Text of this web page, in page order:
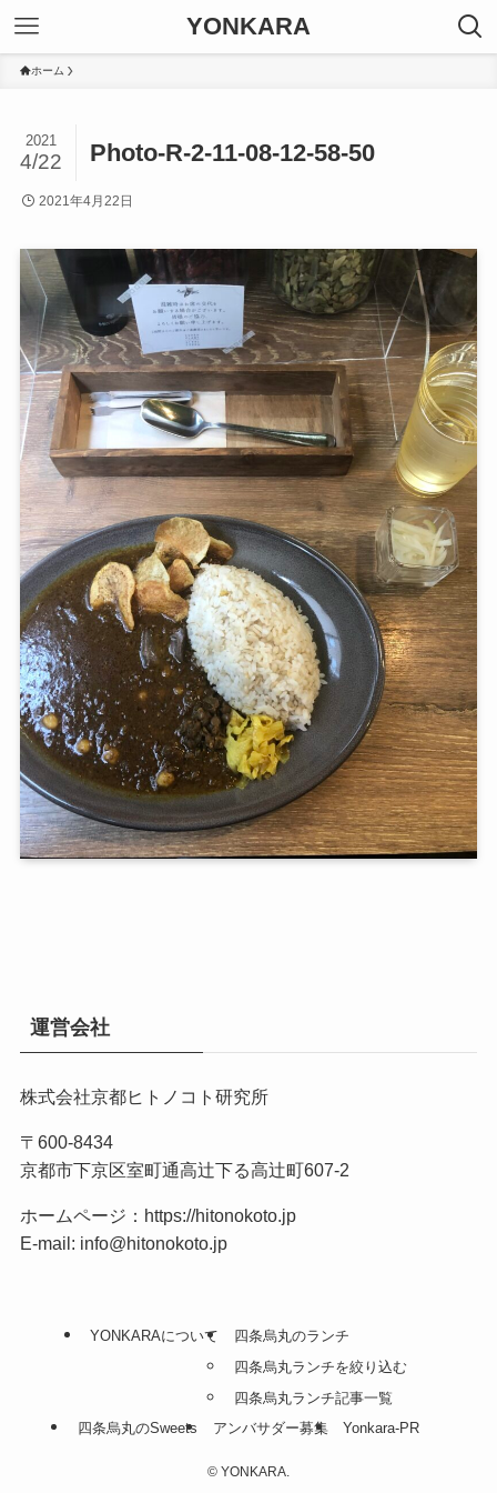
YONKARA
ホーム
Photo-R-2-11-08-12-58-50
2021
4/22
2021年4月22日
運営会社
株式会社京都ヒトノコト研究所
〒600-8434
京都市下京区室町通高辻下る高辻町607-2
ホームページ： https://hitonokoto.jp
E-mail: info@hitonokoto.jp
YONKARAについて
四条烏丸のランチ
四条烏丸ランチを絞り込む
四条烏丸ランチ記事一覧
四条烏丸のSweets
アンバサダー募集 Yonkara-PR
© YONKARA.